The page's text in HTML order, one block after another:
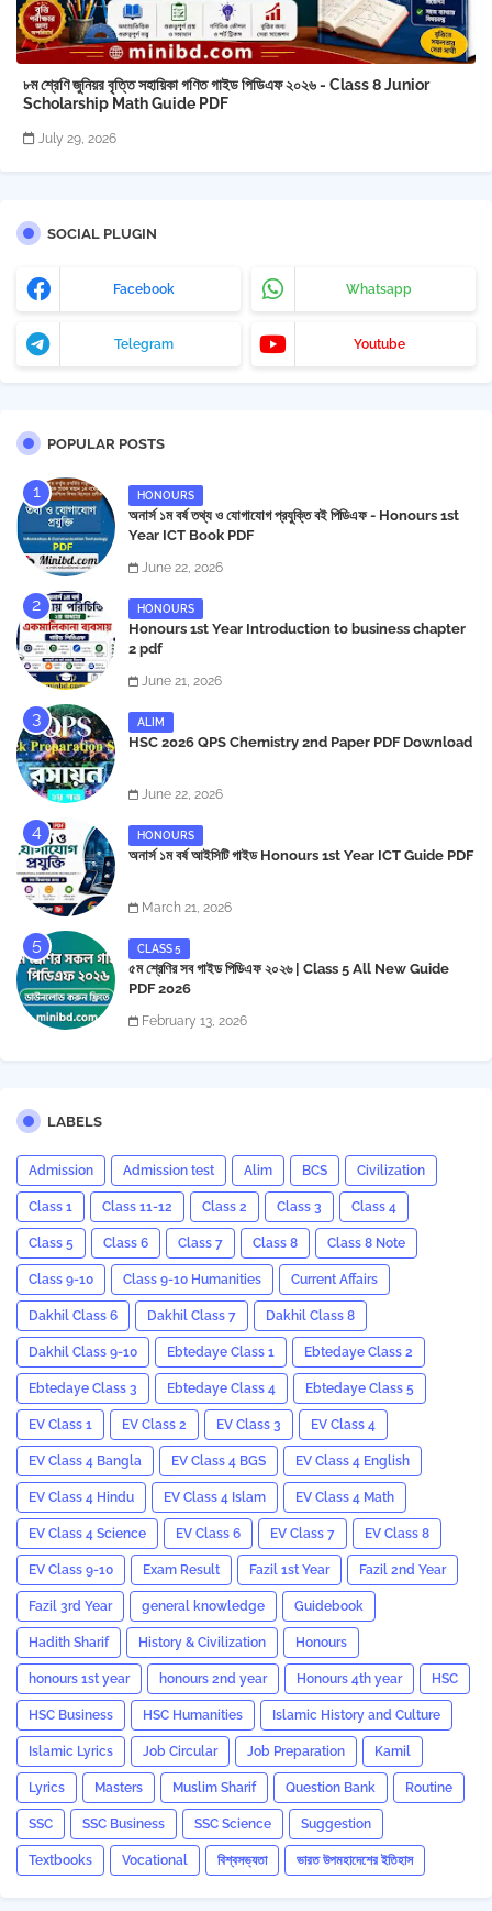
৮ম শ্রেণি জুনিয়র বৃত্তি সহায়িকা গণিত গাইড পিডিএফ ২০২৬ - Class 8 Junior
Scholarship Math Guide PDF
July 29, 2026
SOCIAL PLUGIN
Facebook Whatsapp
Telegram Youtube
POPULAR POSTS
HONOURS
অনার্স ১ম বর্ষ তথ্য ও যোগাযোগ প্রযুক্তি বই পিডিএফ - Honours 1st
Year ICT Book PDF
June 22, 2026
HONOURS
Honours 1st Year Introduction to business chapter
2 pdf
June 21, 2026
ALIM
HSC 2026 QPS Chemistry 2nd Paper PDF Download
June 22, 2026
HONOURS
অনার্স ১ম বর্ষ আইসিটি গাইড Honours 1st Year ICT Guide PDF
March 21, 2026
CLASS 5
৫ম শ্রেণির সব গাইড পিডিএফ ২০২৬ | Class 5 All New Guide
PDF 2026
February 13, 2026
LABELS
Admission Admission test Alim BCS Civilization
Class 1 Class 11-12 Class 2 Class 3 Class 4
Class 5 Class 6 Class 7 Class 8 Class 8 Note
Class 9-10 Class 9-10 Humanities Current Affairs
Dakhil Class 6 Dakhil Class 7 Dakhil Class 8
Dakhil Class 9-10 Ebtedaye Class 1 Ebtedaye Class 2
Ebtedaye Class 3 Ebtedaye Class 4 Ebtedaye Class 5
EV Class 1 EV Class 2 EV Class 3 EV Class 4
EV Class 4 Bangla EV Class 4 BGS EV Class 4 English
EV Class 4 Hindu EV Class 4 Islam EV Class 4 Math
EV Class 4 Science EV Class 6 EV Class 7 EV Class 8
EV Class 9-10 Exam Result Fazil 1st Year Fazil 2nd Year
Fazil 3rd Year general knowledge Guidebook
Hadith Sharif History & Civilization Honours
honours 1st year honours 2nd year Honours 4th year HSC
HSC Business HSC Humanities Islamic History and Culture
Islamic Lyrics Job Circular Job Preparation Kamil
Lyrics Masters Muslim Sharif Question Bank Routine
SSC SSC Business SSC Science Suggestion
Textbooks Vocational বিশ্বসভ্যতা ভারত উপমহাদেশের ইতিহাস